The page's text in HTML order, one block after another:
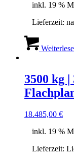
inkl. 19 %
Lieferzeit:
3500 kg
18.485,00 €
inkl. 19 %
Lieferzeit: